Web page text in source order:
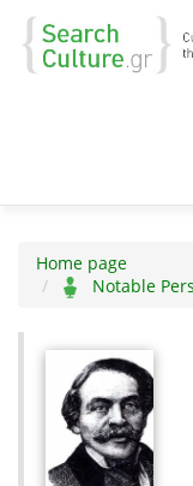
Home page
Notable